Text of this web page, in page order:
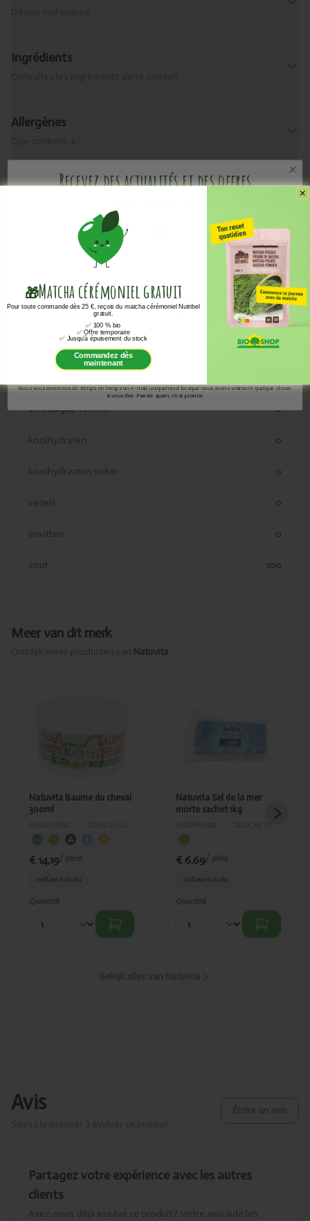
Ingrédients
Allergènes
Livraison & retour
0
0
verzadigde vetten 0
koolhydraten 0
koolhydraaten suiker 0
vezels 0
eiwitten 0
zout 100
Meer van dit merk
Ontdek meer producten van Natuvita
Natuvita Baume du cheval
300ml
€ 14,19/ pièce
-10%per 6 stuks
Quantité
sachet 1kg
Natuvita Sel de la mer
morte sachet 1kg
€ 6,69/ pièce
-10%per 6 stuks
Quantité
Bekijk alles van Natuvita
Avis Écrire un avis
Partagez votre expérience avec les autres
clients
Avez-vous déjà essayé ce produit ? Votre avis aide les
Recevez des actualités et des offres
Vous ne voulez rien manquer de l'actualité de Bioshop et de son univers ? Grâce à notre
newsletter, restez informé des promotions, des offres spéciales, des recettes, des événements et
des nouveautés du monde bio.
S'INSCRIRE
Nous vous enverrons de temps en temps un e-mail, uniquement lorsque nous avons vraiment quelque chose
à vous dire. Pas de spam, c'est promis.
🎁Matcha cérémoniel gratuit
Pour toute commande dès 25 €, reçois du matcha cérémoniel Nutribel
gratuit.
✅100 % bio
✅Offre temporaire
✅ Jusqu’à épuisement du stock
Commandez dès
maintenant